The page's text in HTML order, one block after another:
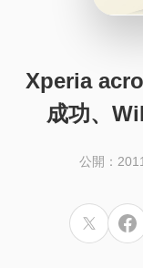
Xperia
成功、
公開：